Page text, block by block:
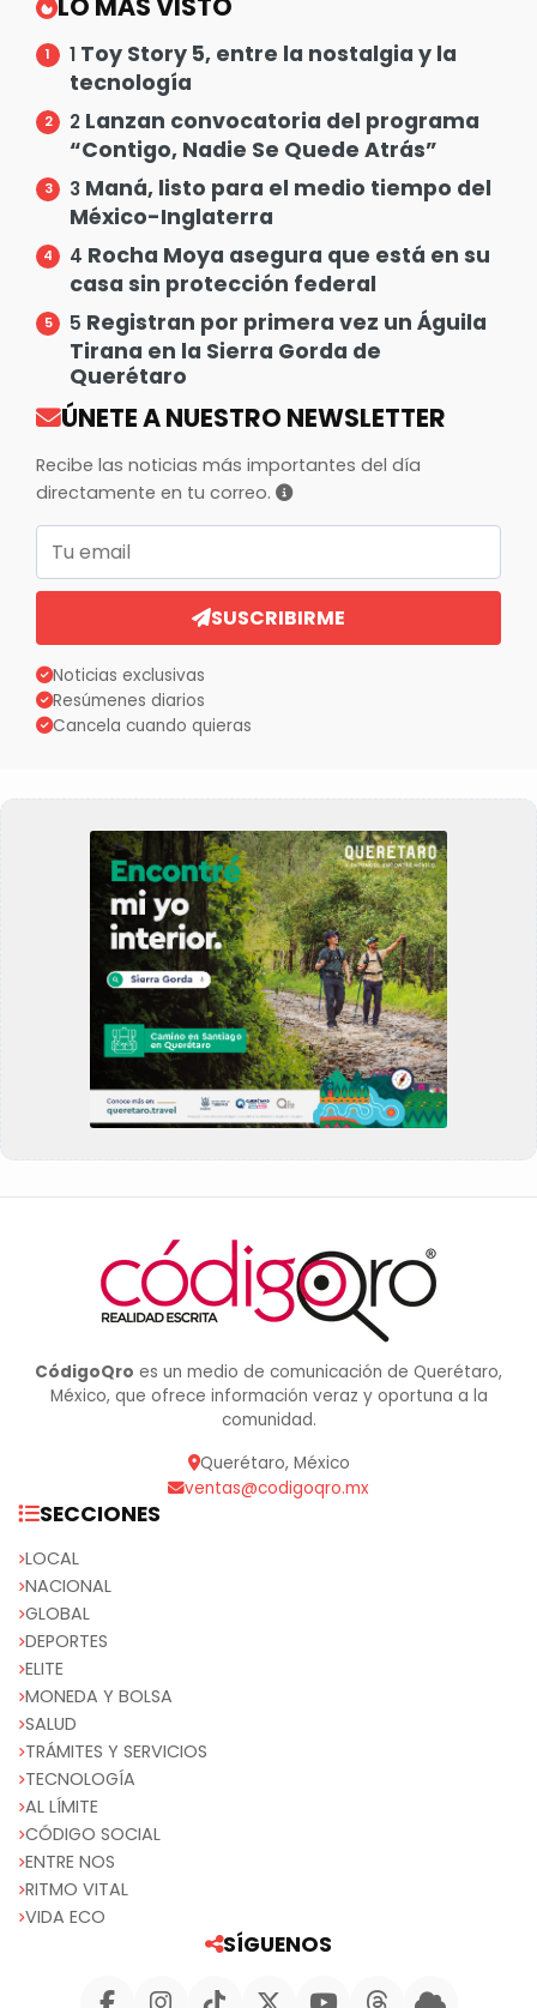
1 Toy Story 5, entre la nostalgia y la
tecnología
2 Lanzan convocatoria del programa
“Contigo, Nadie Se Quede Atrás”
3 Maná, listo para el medio tiempo del
México-Inglaterra
4 Rocha Moya asegura que está en su
casa sin protección federal
5 Registran por primera vez un Águila
Tirana en la Sierra Gorda de
Querétaro
ÚNETE A NUESTRO NEWSLETTER
Recibe las noticias más importantes del día
directamente en tu correo.
Correo electrónico
SUSCRIBIRME
Noticias exclusivas
Resúmenes diarios
Cancela cuando quieras
CódigoQro es un medio de comunicación de Querétaro,
México, que ofrece información veraz y oportuna a la
comunidad.
Querétaro, México
ventas@codigoqro.mx
SECCIONES
LOCAL
NACIONAL
GLOBAL
DEPORTES
ELITE
MONEDA Y BOLSA
SALUD
TRÁMITES Y SERVICIOS
TECNOLOGÍA
AL LÍMITE
CÓDIGO SOCIAL
ENTRE NOS
RITMO VITAL
VIDA ECO
SÍGUENOS